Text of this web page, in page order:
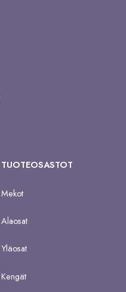
TUOTEOSASTOT
Mekot
Alaosat
Yläosat
Kengät